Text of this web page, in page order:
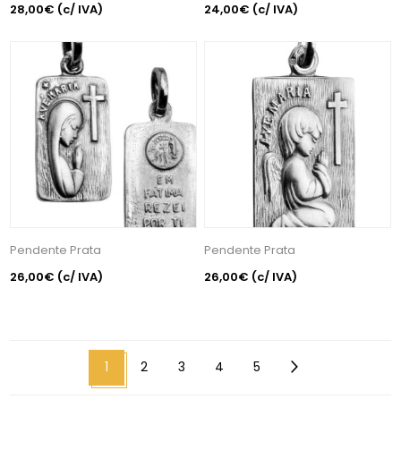
28,00€ (c/ IVA)
24,00€ (c/ IVA)
Pendente Prata
26,00€ (c/ IVA)
Pendente Prata
26,00€ (c/ IVA)
1 2 3 4 5